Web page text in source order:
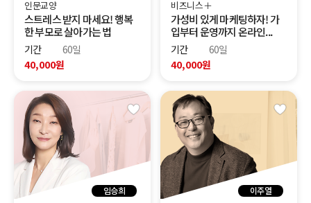
인문교양
스트레스 받지 마세요! 행복
한 부모로 살아가는 법
기간
60일
40,000원
비즈니스＋
가성비 있게 마케팅하자! 가
입부터 운영까지 온라인...
기간
60일
40,000원
임승희 이주열